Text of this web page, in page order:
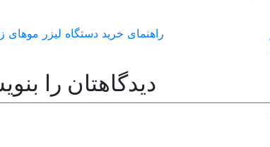
راهنمای خرید دستگاه لیزر موهای
دیدگاهتان را